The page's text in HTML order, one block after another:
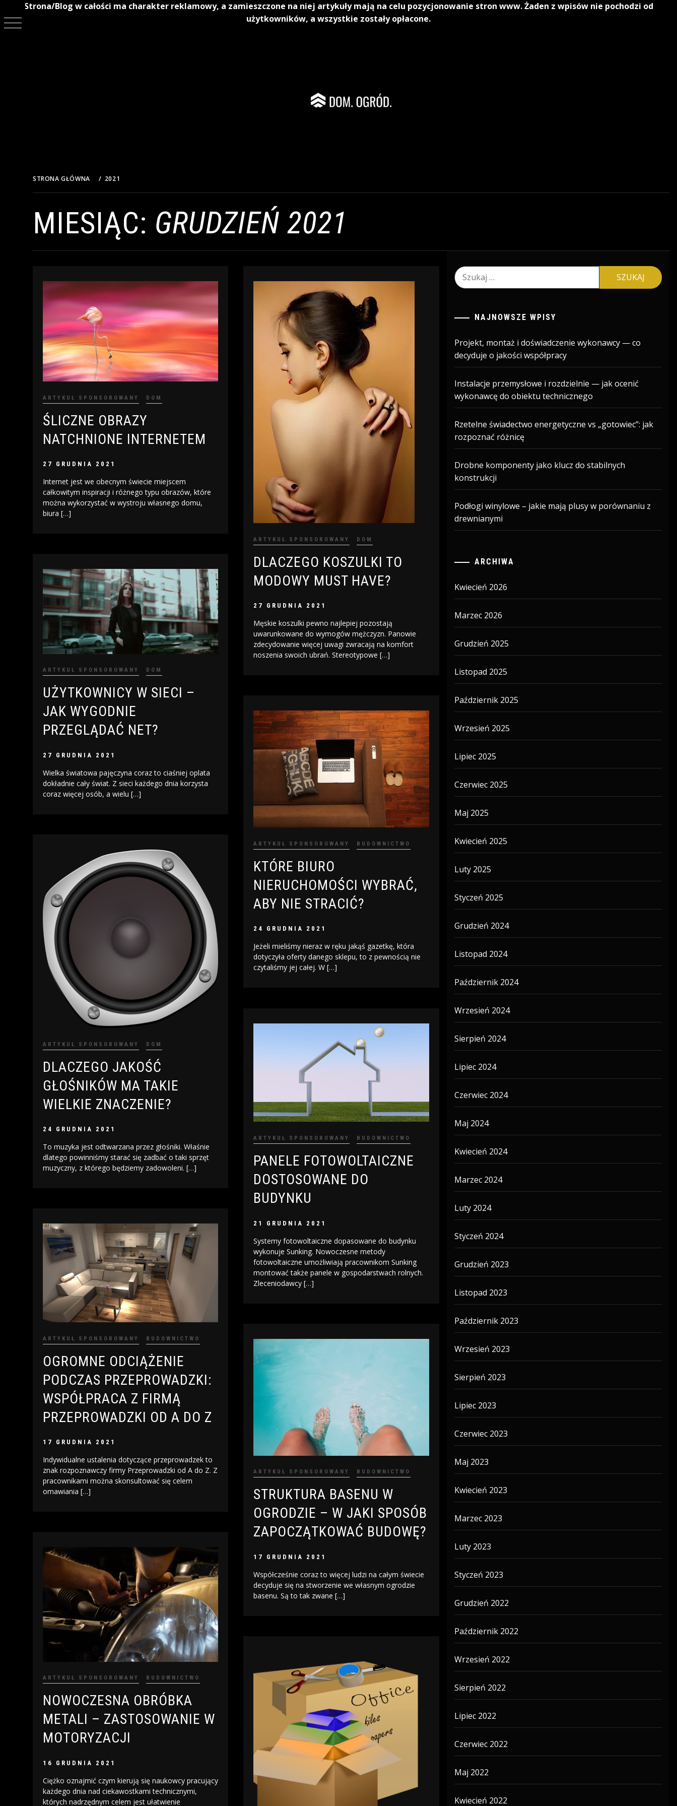
Strona/Blog w całości ma charakter reklamowy, a zamieszczone na niej artykuły mają na celu pozycjonowanie stron www. Żaden z wpisów nie pochodzi od
użytkowników, a wszystkie zostały opłacone.
Przejdź
STRONA GŁÓWNA 2021
MIESIĄC: GRUDZIEŃ 2021
ARTYKUŁ SPONSOROWANY DOM
ŚLICZNE OBRAZY
NATCHNIONE INTERNETEM
27 GRUDNIA 2021
Internet jest we obecnym świecie miejscem
całkowitym inspiracji i różnego typu obrazów, które
można wykorzystać w wystroju własnego domu,
biura […]
ARTYKUŁ SPONSOROWANY DOM
DLACZEGO KOSZULKI TO
MODOWY MUST HAVE?
27 GRUDNIA 2021
Męskie koszulki pewno najlepiej pozostają
uwarunkowane do wymogów mężczyzn. Panowie
zdecydowanie więcej uwagi zwracają na komfort
noszenia swoich ubrań. Stereotypowe […]
ARTYKUŁ SPONSOROWANY DOM
UŻYTKOWNICY W SIECI –
JAK WYGODNIE
PRZEGLĄDAĆ NET?
27 GRUDNIA 2021
Wielka światowa pajęczyna coraz to ciaśniej oplata
dokładnie cały świat. Z sieci każdego dnia korzysta
coraz więcej osób, a wielu […]
ARTYKUŁ SPONSOROWANY BUDOWNICTWO
KTÓRE BIURO
NIERUCHOMOŚCI WYBRAĆ,
ABY NIE STRACIĆ?
24 GRUDNIA 2021
Jeżeli mieliśmy nieraz w ręku jakąś gazetkę, która
dotyczyła oferty danego sklepu, to z pewnością nie
czytaliśmy jej całej. W […]
ARTYKUŁ SPONSOROWANY DOM
DLACZEGO JAKOŚĆ
GŁOŚNIKÓW MA TAKIE
WIELKIE ZNACZENIE?
24 GRUDNIA 2021
To muzyka jest odtwarzana przez głośniki. Właśnie
dlatego powinniśmy starać się zadbać o taki sprzęt
muzyczny, z którego będziemy zadowoleni. […]
ARTYKUŁ SPONSOROWANY BUDOWNICTWO
PANELE FOTOWOLTAICZNE
DOSTOSOWANE DO
BUDYNKU
21 GRUDNIA 2021
Systemy fotowoltaiczne dopasowane do budynku
wykonuje Sunking. Nowoczesne metody
fotowoltaiczne umożliwiają pracownikom Sunking
montować także panele w gospodarstwach rolnych.
Zleceniodawcy […]
ARTYKUŁ SPONSOROWANY BUDOWNICTWO
OGROMNE ODCIĄŻENIE
PODCZAS PRZEPROWADZKI:
WSPÓŁPRACA Z FIRMĄ
PRZEPROWADZKI OD A DO Z
17 GRUDNIA 2021
Indywidualne ustalenia dotyczące przeprowadzek to
znak rozpoznawczy firmy Przeprowadzki od A do Z. Z
pracownikami można skonsultować się celem
omawiania […]
ARTYKUŁ SPONSOROWANY BUDOWNICTWO
STRUKTURA BASENU W
OGRODZIE – W JAKI SPOSÓB
ZAPOCZĄTKOWAĆ BUDOWĘ?
17 GRUDNIA 2021
Współcześnie coraz to więcej ludzi na całym świecie
decyduje się na stworzenie we własnym ogrodzie
basenu. Są to tak zwane […]
ARTYKUŁ SPONSOROWANY BUDOWNICTWO
NOWOCZESNA OBRÓBKA
METALI – ZASTOSOWANIE W
MOTORYZACJI
16 GRUDNIA 2021
Ciężko oznajmić czym kierują się naukowcy pracujący
każdego dnia nad ciekawostkami technicznymi,
których nadrzędnym celem jest ułatwienie
Szukaj:
NAJNOWSZE WPISY
Projekt, montaż i doświadczenie wykonawcy — co
decyduje o jakości współpracy
Instalacje przemysłowe i rozdzielnie — jak ocenić
wykonawcę do obiektu technicznego
Rzetelne świadectwo energetyczne vs „gotowiec”: jak
rozpoznać różnicę
Drobne komponenty jako klucz do stabilnych
konstrukcji
Podłogi winylowe – jakie mają plusy w porównaniu z
drewnianymi
ARCHIWA
Kwiecień 2026
Marzec 2026
Grudzień 2025
Listopad 2025
Październik 2025
Wrzesień 2025
Lipiec 2025
Czerwiec 2025
Maj 2025
Kwiecień 2025
Luty 2025
Styczeń 2025
Grudzień 2024
Listopad 2024
Październik 2024
Wrzesień 2024
Sierpień 2024
Lipiec 2024
Czerwiec 2024
Maj 2024
Kwiecień 2024
Marzec 2024
Luty 2024
Styczeń 2024
Grudzień 2023
Listopad 2023
Październik 2023
Wrzesień 2023
Sierpień 2023
Lipiec 2023
Czerwiec 2023
Maj 2023
Kwiecień 2023
Marzec 2023
Luty 2023
Styczeń 2023
Grudzień 2022
Październik 2022
Wrzesień 2022
Sierpień 2022
Lipiec 2022
Czerwiec 2022
Maj 2022
Kwiecień 2022